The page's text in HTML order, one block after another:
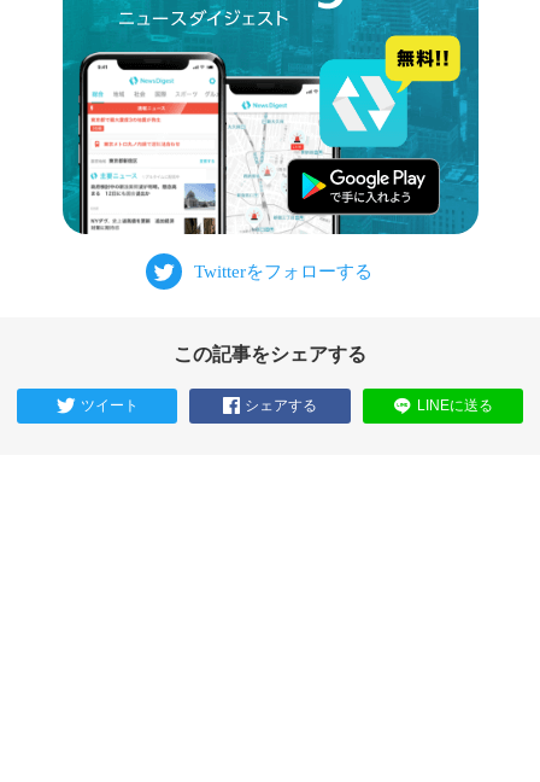
この記事をシェアする
ツイート シェアする LINEに送る